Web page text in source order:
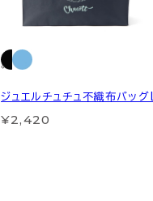
ジュエルチュチュ不織布バッグL
¥2,420